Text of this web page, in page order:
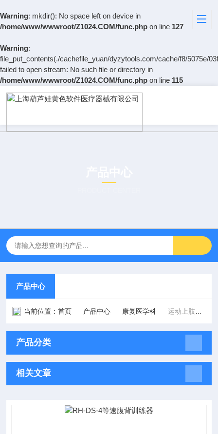
Warning: mkdir(): No space left on device in
/home/www/wwwroot/Z1024.COM/func.php on line 127
Warning:
file_put_contents(./cachefile_yuan/dyzytools.com/cache/f8/5075e/
failed to open stream: No such file or directory in
/home/www/wwwroot/Z1024.COM/func.php on line 115
产品中心
当前位置：首页 产品中心 康复医学科 运动上肢系列
产品分类
相关文章